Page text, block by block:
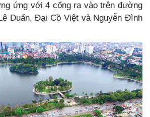
ứng với 4 cổng ra vào trên đường
Duẩn, Đại Cồ Việt và Nguyễn Đình